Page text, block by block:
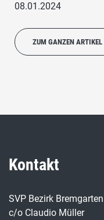
08.01.2024
ZUM GANZEN ARTIKEL
Kontakt
SVP Bezirk Bremgarten
c/o Claudio Müller